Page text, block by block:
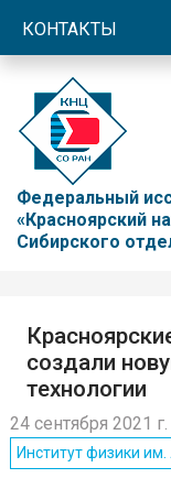
КОНТАКТЫ
Федеральный
«Красноярский
Сибирского
создали
технологии
24 сентября 2021 г.
Институт физики